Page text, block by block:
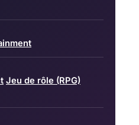
Jeu de rôle (RPG)